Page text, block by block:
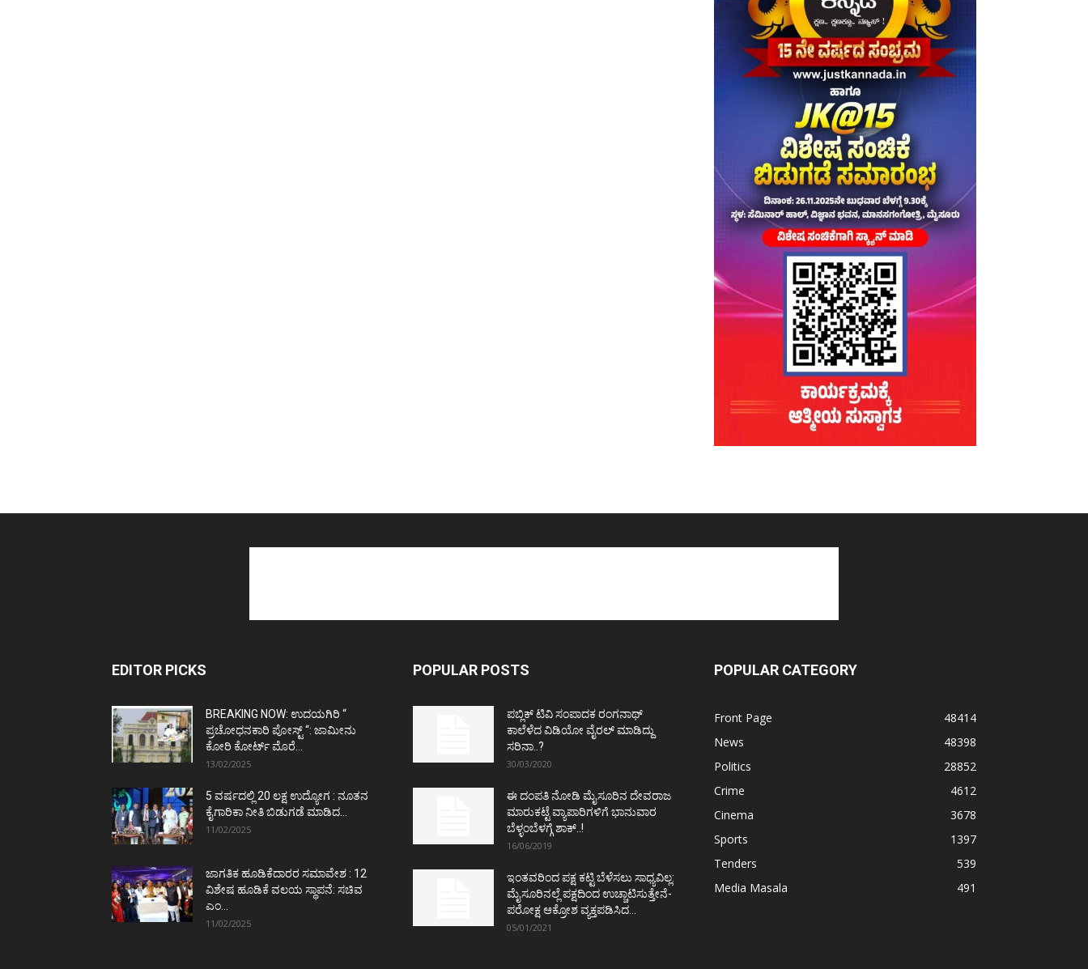
EDITOR PICKS
BREAKING NOW: ಉದಯಗಿರಿ “
ಪ್ರಚೋಧನಕಾರಿ ಪೋಸ್ಟ್‌ “: ಜಾಮೀನು
ಕೋರಿ ಕೋರ್ಟ್‌ ಮೊರೆ...
13/02/2025
5 ವರ್ಷದಲ್ಲಿ 20 ಲಕ್ಷ ಉದ್ಯೋಗ : ನೂತನ
ಕೈಗಾರಿಕಾ ನೀತಿ ಬಿಡುಗಡೆ ಮಾಡಿದ...
11/02/2025
ಜಾಗತಿಕ ಹೂಡಿಕೆದಾರರ ಸಮಾವೇಶ : 12
ವಿಶೇಷ ಹೂಡಿಕೆ ವಲಯ ಸ್ಥಾಪನೆ: ಸಚಿವ
ಎಂ...
11/02/2025
POPULAR POSTS
ಪಬ್ಲಿಕ್ ಟಿವಿ ಸಂಪಾದಕ ರಂಗನಾಥ್
ಕಾಲೆಳೆದ ವಿಡಿಯೋ ವೈರಲ್ ಮಾಡಿದ್ದು
ಸರಿನಾ..?
30/03/2020
ಈ ದಂಪತಿ ನೋಡಿ ಮೈಸೂರಿನ ದೇವರಾಜ
ಮಾರುಕಟ್ಟೆ ವ್ಯಾಪಾರಿಗಳಿಗೆ ಭಾನುವಾರ
ಬೆಳ್ಳಂಬೆಳಗ್ಗೆ ಶಾಕ್..!
16/06/2019
ಇಂತವರಿಂದ ಪಕ್ಷ ಕಟ್ಟಿ ಬೆಳೆಸಲು ಸಾಧ್ಯವಿಲ್ಲ:
ಮೈಸೂರಿನಲ್ಲೆ ಪಕ್ಷದಿಂದ ಉಚ್ಚಾಟಿಸುತ್ತೇನೆ-
ಪರೋಕ್ಷ ಆಕ್ರೋಶ ವ್ಯಕ್ತಪಡಿಸಿದ...
05/01/2021
POPULAR CATEGORY
Front Page
48414
News
48398
Politics
28852
Crime
4612
Cinema
3678
Sports
1397
Tenders
539
Media Masala
491